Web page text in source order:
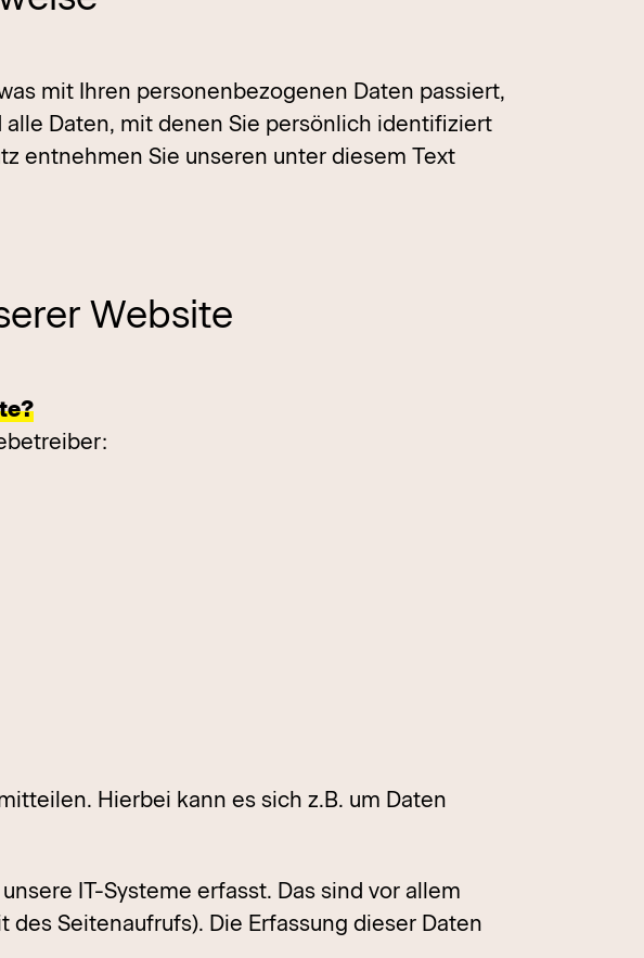
mit Ihren personenbezogenen Daten passiert,
Daten, mit denen Sie persönlich identifiziert
entnehmen Sie unseren unter diesem Text
Website
Hierbei kann es sich z.B. um Daten
IT-Systeme erfasst. Das sind vor allem
Seitenaufrufs). Die Erfassung dieser Daten